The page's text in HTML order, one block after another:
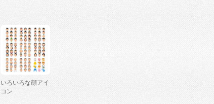
いろいろな顔アイ
コン